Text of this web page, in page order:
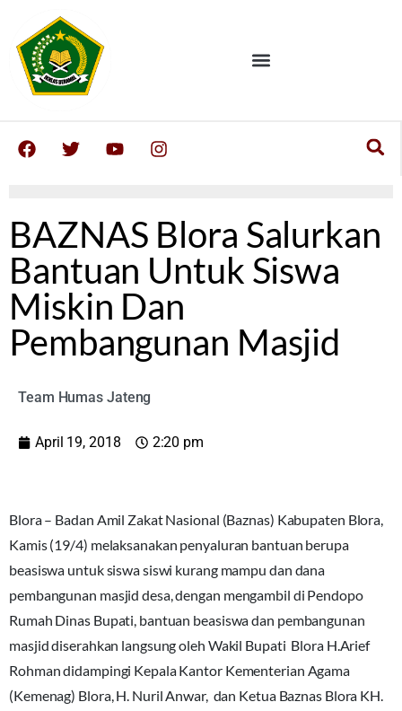
BAZNAS Blora Salurkan
Bantuan Untuk Siswa
Miskin Dan
Pembangunan Masjid
Team Humas Jateng
April 19, 2018 2:20 pm
Blora – Badan Amil Zakat Nasional (Baznas) Kabupaten Blora,
Kamis (19/4) melaksanakan penyaluran bantuan berupa
beasiswa untuk siswa siswi kurang mampu dan dana
pembangunan masjid desa, dengan mengambil di Pendopo
Rumah Dinas Bupati, bantuan beasiswa dan pembangunan
masjid diserahkan langsung oleh Wakil Bupati Blora H.Arief
Rohman didampingi Kepala Kantor Kementerian Agama
(Kemenag) Blora, H. Nuril Anwar, dan Ketua Baznas Blora KH.